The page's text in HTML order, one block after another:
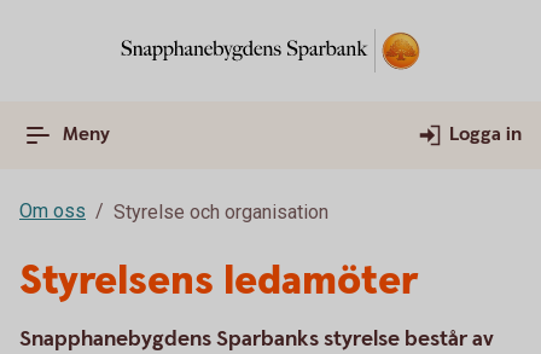
Meny Logga in
Om oss Styrelse och organisation
Styrelsens ledamöter
Snapphanebygdens Sparbanks styrelse består av